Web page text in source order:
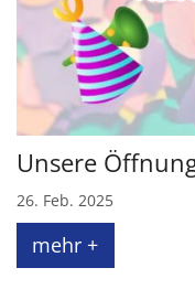
Unsere
26. Feb. 2025
mehr +